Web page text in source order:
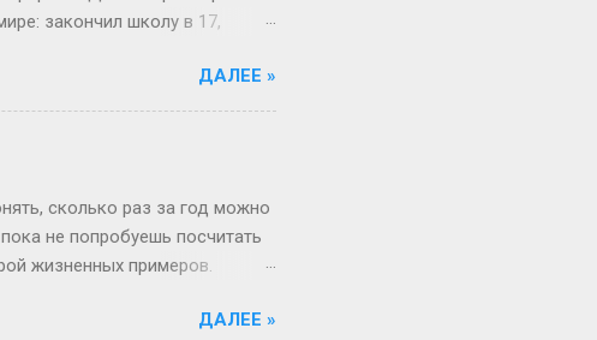
закончил школу в 17,
он первокурсник в 19, а
на Бали, а теперь
вообще 13 классов в
Зато в Японии некоторые уже
ДАЛЕЕ »
сколько раз за год можно
не попробуешь посчитать
жизненных примеров.
«А куда делся тот самый
ДАЛЕЕ »